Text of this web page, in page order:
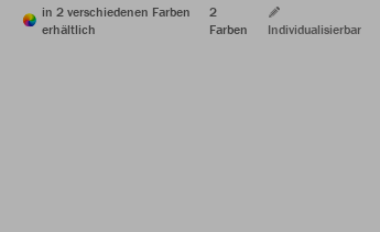
in 2 verschiedenen Farben
erhältlich
2
Farben
Individualisierbar